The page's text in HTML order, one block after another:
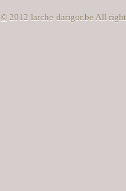
© 2012 larche-darigor.be All